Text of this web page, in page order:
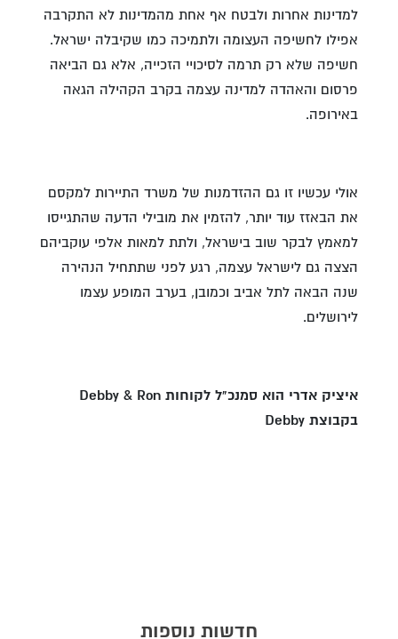
למדינות אחרות ולבטח אף אחת מהמדינות לא התקרבה
אפילו לחשיפה העצומה ולתמיכה כמו שקיבלה ישראל.
חשיפה שלא רק תרמה לסיכויי הזכייה, אלא גם הביאה
פרסום והאהדה למדינה עצמה בקרב הקהילה הגאה
באירופה.
אולי עכשיו זו גם ההזדמנות של משרד התיירות למקסם
את הבאזז עוד יותר, להזמין את מובילי הדעה שהתגייסו
למאמץ לבקר שוב בישראל, ולתת למאות אלפי עוקביהם
הצצה גם לישראל עצמה, רגע לפני שתתחיל הנהירה
שנה הבאה לתל אביב וכמובן, בערב המופע עצמו
לירושלים.
איציק אדרי הוא סמנכ"ל לקוחות Debby & Ron
בקבוצת Debby
חדשות נוספות